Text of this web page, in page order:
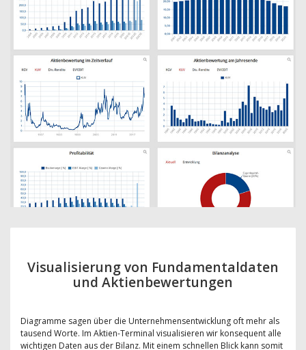
Visualisierung von Fundamentaldaten
und Aktienbewertungen
Diagramme sagen über die Unternehmensentwicklung oft mehr als
tausend Worte. Im Aktien-Terminal visualisieren wir konsequent alle
wichtigen Daten aus der Bilanz. Mit einem schnellen Blick kann somit